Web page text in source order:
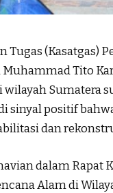
Tugas (Kasatgas)
Tito
Sumatera
sinyal positif
dan
dalam Rapat
Alam di